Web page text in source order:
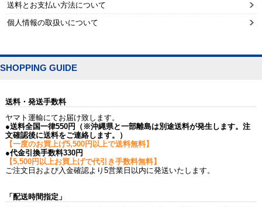
送料とお支払い方法について
個人情報の取扱いについて
SHOPPING GUIDE
送料・発送手数料
ヤマト運輸にてお届け致します。
●送料全国一律550円（※沖縄県と一部離島は別途送料が発生します。注
文確認後に送料をご連絡します。）
【一度のお買上げ5,500円以上で送料無料】
●代金引換手数料330円
【5,500円以上お買上げで代引き手数料無料】
ご注文日および入金確認より5営業日以内に発送いたします。
「配送時間指定」